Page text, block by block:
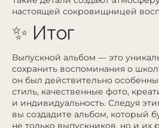
настоящей сокровищницей
✨ Итог
Выпускной альбом — это
сохранить воспоминания о
он был действительно
стиль, качественные фото,
и индивидуальность. Следуя
вы создадите альбом, который
не только выпускников, но и их